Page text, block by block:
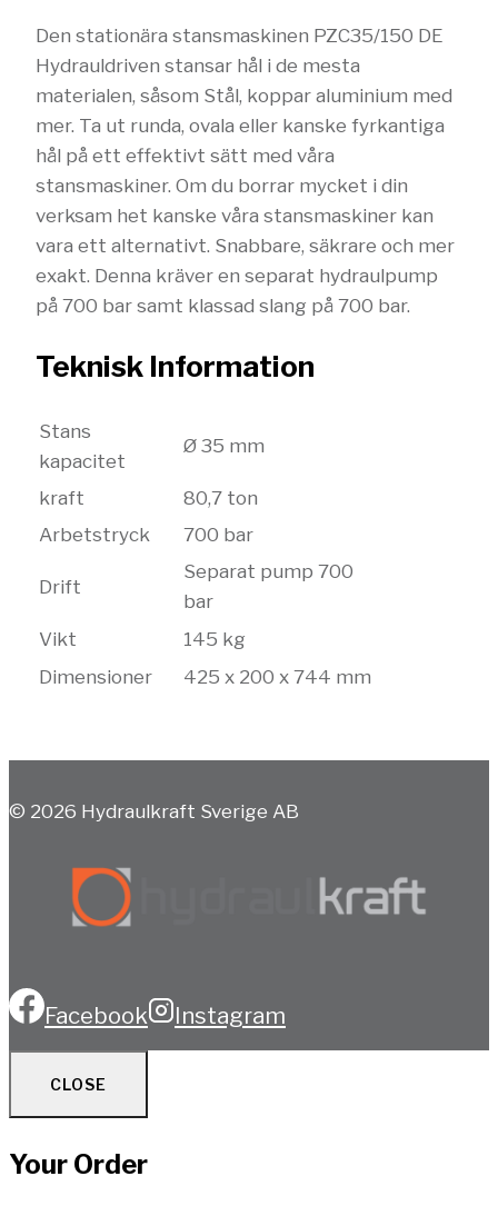
Den stationära stansmaskinen PZC35/150 DE
Hydrauldriven stansar hål i de mesta
materialen, såsom Stål, koppar aluminium med
mer. Ta ut runda, ovala eller kanske fyrkantiga
hål på ett effektivt sätt med våra
stansmaskiner. Om du borrar mycket i din
verksam het kanske våra stansmaskiner kan
vara ett alternativt. Snabbare, säkrare och mer
exakt. Denna kräver en separat hydraulpump
på 700 bar samt klassad slang på 700 bar.
Teknisk Information
Stans
kapacitet
Ø 35 mm
kraft
80,7 ton
Arbetstryck
700 bar
Drift
Separat pump 700
bar
Vikt
145 kg
Dimensioner
425 x 200 x 744 mm
© 2026 Hydraulkraft Sverige AB
Facebook Instagram
CLOSE
Your Order